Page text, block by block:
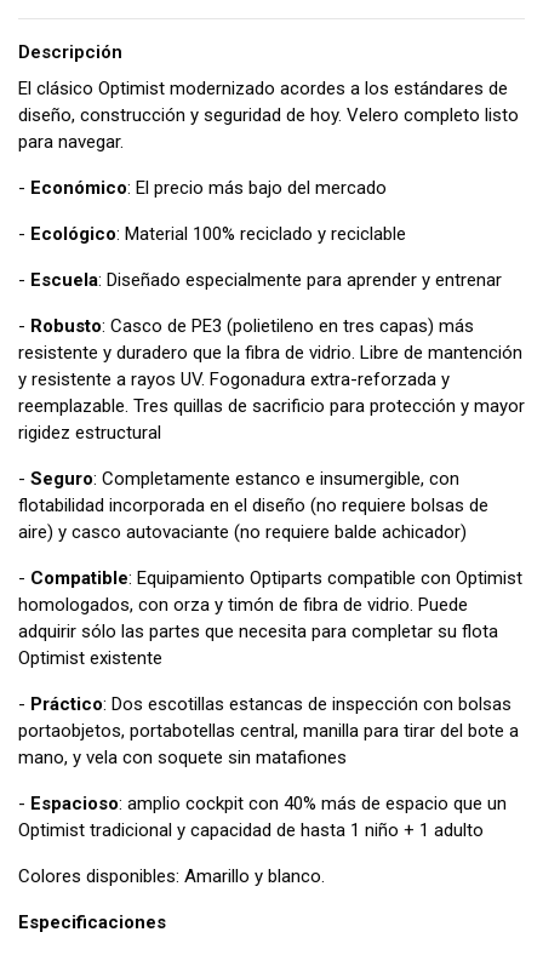
Descripción
El clásico Optimist modernizado acordes a los estándares de
diseño, construcción y seguridad de hoy. Velero completo listo
para navegar.
- Económico: El precio más bajo del mercado
- Ecológico: Material 100% reciclado y reciclable
- Escuela: Diseñado especialmente para aprender y entrenar
- Robusto: Casco de PE3 (polietileno en tres capas) más
resistente y duradero que la fibra de vidrio. Libre de mantención
y resistente a rayos UV. Fogonadura extra-reforzada y
reemplazable. Tres quillas de sacrificio para protección y mayor
rigidez estructural
- Seguro: Completamente estanco e insumergible, con
flotabilidad incorporada en el diseño (no requiere bolsas de
aire) y casco autovaciante (no requiere balde achicador)
- Compatible: Equipamiento Optiparts compatible con Optimist
homologados, con orza y timón de fibra de vidrio. Puede
adquirir sólo las partes que necesita para completar su flota
Optimist existente
- Práctico: Dos escotillas estancas de inspección con bolsas
portaobjetos, portabotellas central, manilla para tirar del bote a
mano, y vela con soquete sin matafiones
- Espacioso: amplio cockpit con 40% más de espacio que un
Optimist tradicional y capacidad de hasta 1 niño + 1 adulto
Colores disponibles: Amarillo y blanco.
Especificaciones